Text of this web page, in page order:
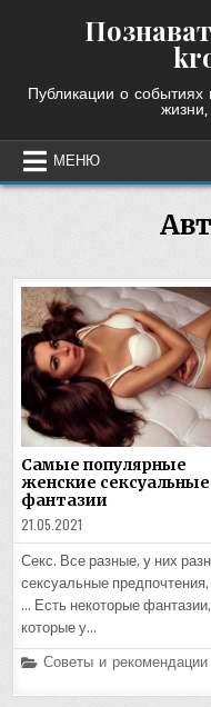
Публикации о событиях
жизни,
МЕНЮ
Самые популярные
женские сексуальные
фантазии
21.05.2021
Секс. Все разные, у них
сексуальные предпочтения,
… Есть некоторые фантазии,
которые у…
Posted
Советы и рекомендации